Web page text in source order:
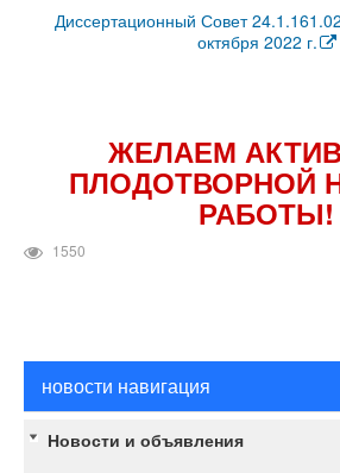
Диссертационный Совет
октября 2022 г.
ЖЕЛАЕМ
ПЛОДОТВОРНОЙ
РАБОТЫ!
1550
новости навигация
Новости и объявления